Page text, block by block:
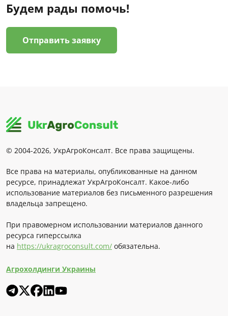
Будем рады помочь!
Отправить заявку
© 2004-2026, УкрАгроКонсалт. Все права защищены.
Все права на материалы, опубликованные на данном
ресурсе, принадлежат УкрАгроКонсалт. Какое-либо
использование материалов без письменного разрешения
владельца запрещено.
При правомерном использовании материалов данного
ресурса гиперссылка
на https://ukragroconsult.com/ обязательна.
Агрохолдинги Украины